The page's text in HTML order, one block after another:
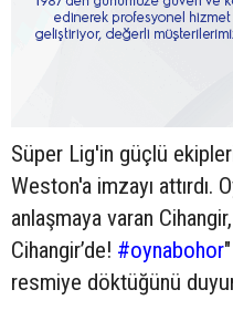
Süper Lig'in güçlü
Weston'a imzayı attırdı.
anlaşmaya varan
Cihangir’de! #oynabohor
resmiye döktüğünü